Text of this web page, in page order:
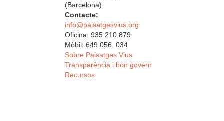
(Barcelona)
Contacte:
info@paisatgesvius.org
Oficina: 935.210.879
Mòbil: 649.056. 034
Sobre Paisatges Vius
Transparència i bon govern
Recursos